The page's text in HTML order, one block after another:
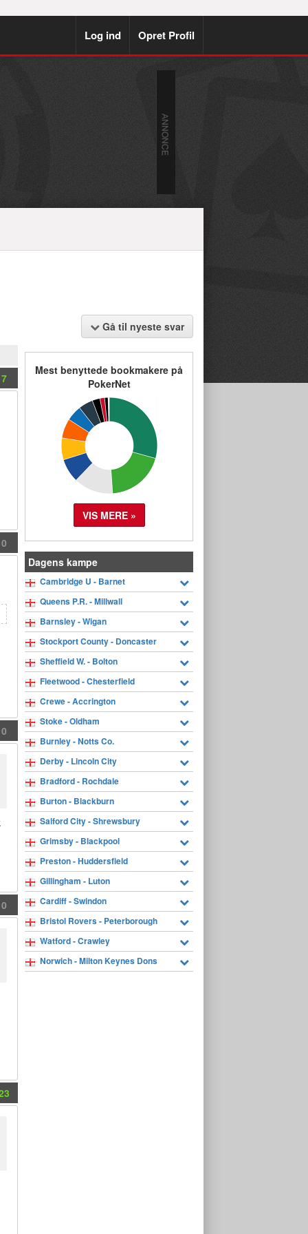
Log ind Opret Profil
Gå til nyeste svar
7
0
0
0
Mest benyttede bookmakere på
PokerNet
VIS MERE »
Dagens kampe
Cambridge U - Barnet
Queens P.R. - Millwall
Barnsley - Wigan
Stockport County - Doncaster
Sheffield W. - Bolton
Fleetwood - Chesterfield
Crewe - Accrington
Stoke - Oldham
Burnley - Notts Co.
Derby - Lincoln City
Bradford - Rochdale
Burton - Blackburn
Salford City - Shrewsbury
Grimsby - Blackpool
Preston - Huddersfield
Gillingham - Luton
Cardiff - Swindon
Bristol Rovers - Peterborough
Watford - Crawley
Norwich - Milton Keynes Dons